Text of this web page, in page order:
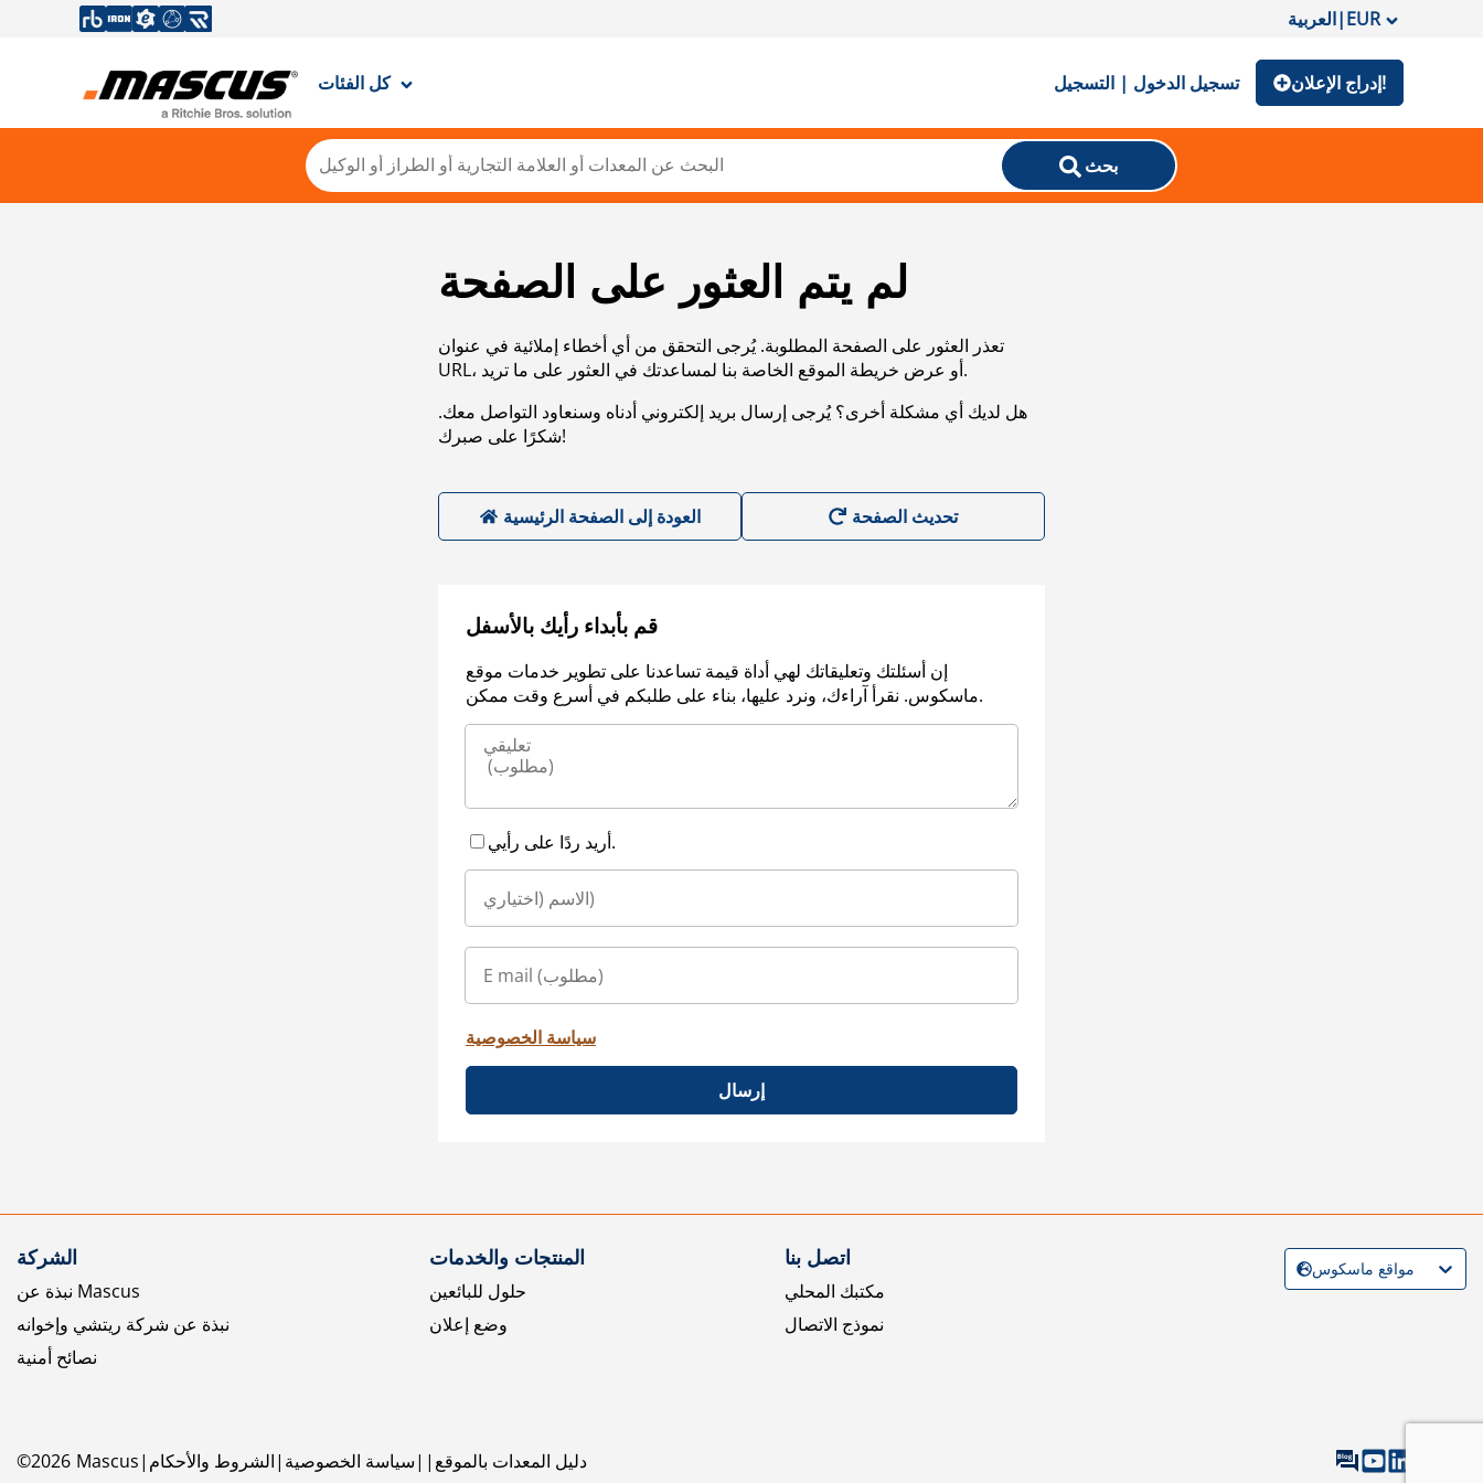
العربية|EUR
كل الفئات تسجيل الدخول | التسجيل إدراج الإعلان!
بحث
لم يتم العثور على الصفحة
تعذر العثور على الصفحة المطلوبة. يُرجى التحقق من أي أخطاء إملائية في عنوان
URL، أو عرض خريطة الموقع الخاصة بنا لمساعدتك في العثور على ما تريد.
هل لديك أي مشكلة أخرى؟ يُرجى إرسال بريد إلكتروني أدناه وسنعاود التواصل معك.
شكرًا على صبرك!
العودة إلى الصفحة الرئيسية
قم بأبداء رأيك بالأسفل
إن أسئلتك وتعليقاتك لهي أداة قيمة تساعدنا على تطوير خدمات موقع
ماسكوس. نقرأ آراءك، ونرد عليها، بناء على طلبكم في أسرع وقت ممكن.
أريد ردًا على رأيي.
سياسة الخصوصية
إرسال
الشركة
نبذة عن Mascus
نبذة عن شركة ريتشي وإخوانه
نصائح أمنية
المنتجات والخدمات
حلول للبائعين
وضع إعلان
اتصل بنا
مكتبك المحلي
نموذج الاتصال
©2026 Mascus الشروط والأحكام سياسة الخصوصية دليل المعدات بالموقع
مواقع ماسكوس